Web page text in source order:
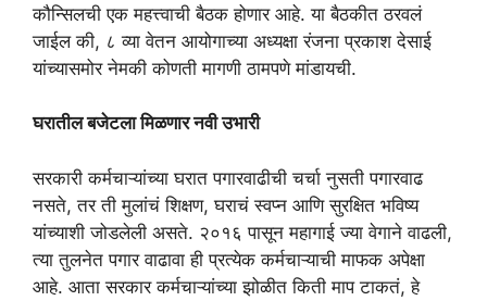
कौन्सिलची एक महत्त्वाची बैठक होणार आहे. या बैठकीत ठरवलं
जाईल की, ८ व्या वेतन आयोगाच्या अध्यक्षा रंजना प्रकाश देसाई
यांच्यासमोर नेमकी कोणती मागणी ठामपणे मांडायची.
घरातील बजेटला मिळणार नवी उभारी
​सरकारी कर्मचाऱ्यांच्या घरात पगारवाढीची चर्चा नुसती पगारवाढ
नसते, तर ती मुलांचं शिक्षण, घराचं स्वप्न आणि सुरक्षित भविष्य
यांच्याशी जोडलेली असते. २०१६ पासून महागाई ज्या वेगाने वाढली,
त्या तुलनेत पगार वाढावा ही प्रत्येक कर्मचाऱ्याची माफक अपेक्षा
आहे. आता सरकार कर्मचाऱ्यांच्या झोळीत किती माप टाकतं, हे